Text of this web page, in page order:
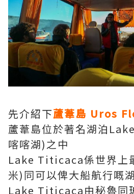
先介紹下蘆葦島 Uros
蘆葦島位於著名湖泊
喀喀湖)之中
Lake Titicaca係世界上
米)同可以俾大船航行嘅
Lake Titicaca由秘魯同